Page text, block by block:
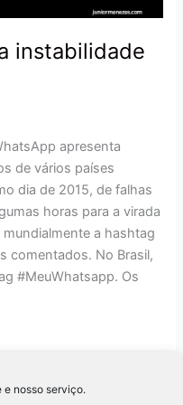
e nosso serviço.
instabilidade
apresenta
de vários países
dia de 2015, de falhas
horas para a virada
a hashtag
comentados. No Brasil,
#MeuWhatsapp. Os